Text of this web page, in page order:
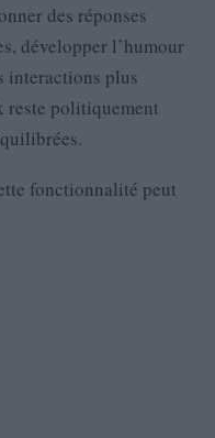
des réponses
développer l’humour
interactions plus
reste politiquement
fonctionnalité peut